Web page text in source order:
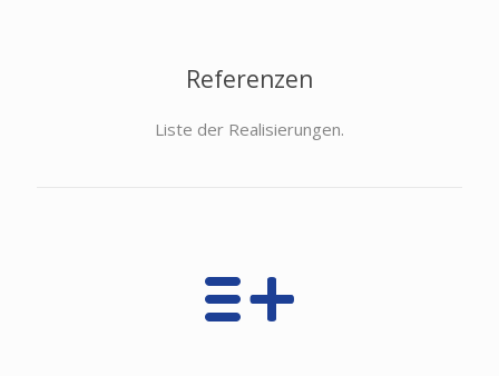
Referenzen
Liste der Realisierungen.